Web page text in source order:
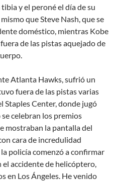
y el peroné el día de su
que Steve Nash, que se
doméstico, mientras Kobe
de las pistas aquejado de
Atlanta Hawks, sufrió un
fuera de las pistas varias
Staples Center, donde jugó
celebran los premios
mostraban la pantalla del
cara de incredulidad
policía comenzó a confirmar
accidente de helicóptero,
en Los Ángeles. He venido